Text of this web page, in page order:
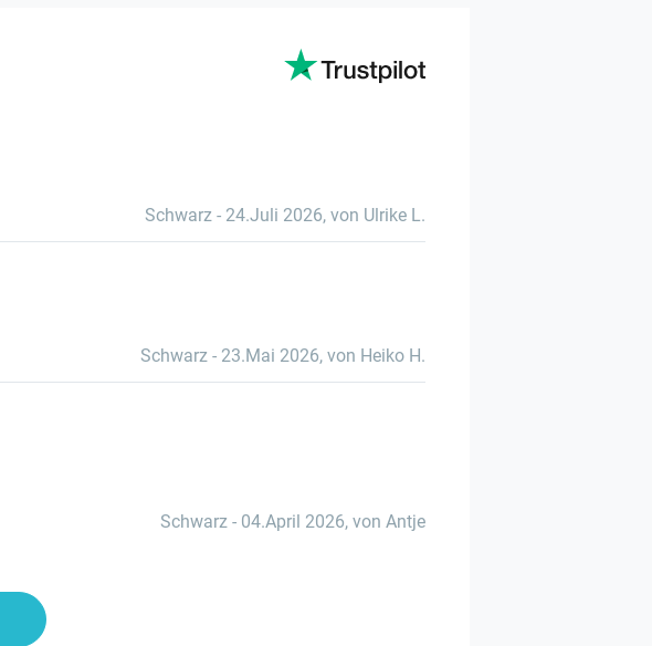
Schwarz - 24.Juli 2026, von Ulrike L.
Schwarz - 23.Mai 2026, von Heiko H.
Schwarz - 04.April 2026, von Antje